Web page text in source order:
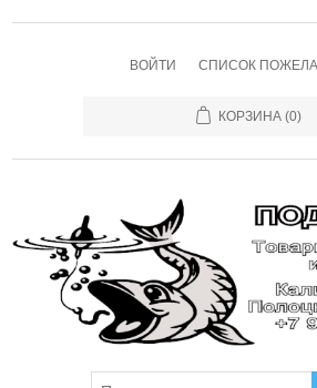
ВОЙТИ СПИСОК
КОРЗИНА (0)